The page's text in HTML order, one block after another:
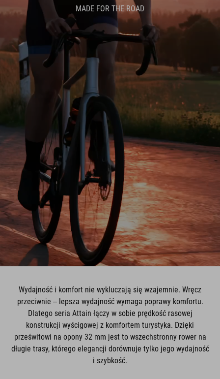
MADE FOR THE ROAD
Wydajność i komfort nie wykluczają się wzajemnie. Wręcz
przeciwnie -- lepsza wydajność wymaga poprawy komfortu.
Dlatego seria Attain łączy w sobie prędkość rasowej
konstrukcji wyścigowej z komfortem turystyka. Dzięki
prześwitowi na opony 32 mm jest to wszechstronny rower na
długie trasy, którego elegancji dorównuje tylko jego wydajność
i szybkość.